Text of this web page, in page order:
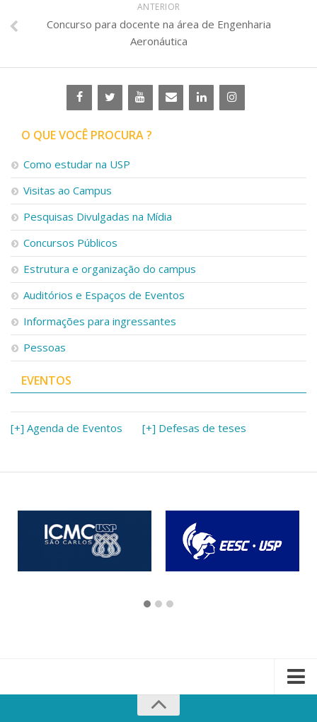
ANTERIOR
Concurso para docente na área de Engenharia
Aeronáutica
O QUE VOCÊ PROCURA ?
Como estudar na USP
Visitas ao Campus
Pesquisas Divulgadas na Mídia
Concursos Públicos
Estrutura e organização do campus
Auditórios e Espaços de Eventos
Informações para ingressantes
Pessoas
EVENTOS
[+] Agenda de Eventos [+] Defesas de teses